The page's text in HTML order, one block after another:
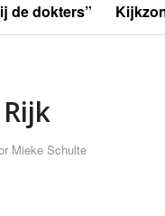
de dokters”
Mieke Schulte